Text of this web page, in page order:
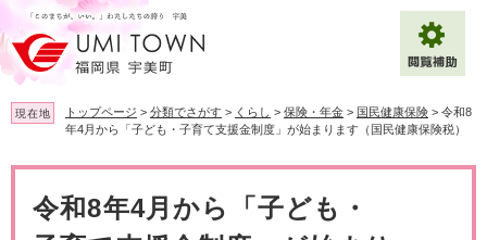
ー
ジ
の
先
頭
す
ニ
ュ
ー
を
飛
し
文字サイズ 標準 拡大
背景色変更 白 黒 青
現在地 トップページ > 分類でさがす > くらし > 保険・年金 > 国民健康保険 > 令和8
年4月から「子ども・子育て支援金制度」が始まります（国民健康保険税）
令和8年4月から「子ども・